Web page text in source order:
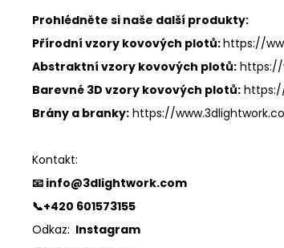
Prohlédněte si naše další produkty:
Přírodní vzory kovových plotů:https://
Abstraktní vzory kovových plotů: https://
Barevné 3D vzory kovových plotů:
Brány a branky: https://
Kontakt:
📧 info@3dlightwork.com
📞+420 601573155
Odkaz: Instagram